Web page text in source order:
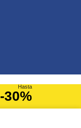
Hasta
-30%